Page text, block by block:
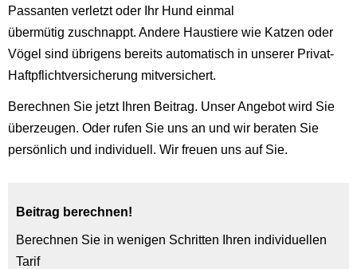
Passanten verletzt oder Ihr Hund einmal
übermütig zuschnappt. Andere Haustiere wie Katzen oder
Vögel sind übrigens bereits automatisch in unserer Privat-
Haftpflichtversicherung mitversichert.
Berechnen Sie jetzt Ihren Beitrag. Unser Angebot wird Sie
überzeugen. Oder rufen Sie uns an und wir beraten Sie
persönlich und individuell. Wir freuen uns auf Sie.
Beitrag berechnen!
Berechnen Sie in wenigen Schritten Ihren individuellen
Tarif